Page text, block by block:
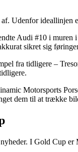
Udenfor ideallinjen
Audi #10 i
sikret sig
fra tidligere –
Motorsports
dem til at trække
nyheder. I Gold Cup